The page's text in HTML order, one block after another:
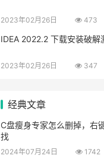
2023年02月26日 473
IDEA 2022.2 下载安装破解
2023年02月26日 347
经典文章
C盘瘦身专家怎么删掉，右
找
2024年07月24日 1742